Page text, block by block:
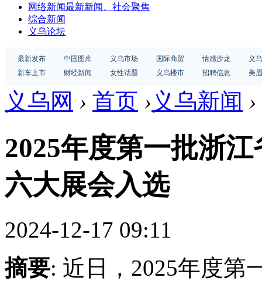
网络新闻最新新闻、社会聚焦
综合新闻
义乌论坛
最新发布 中国图库 义乌市场 国际商贸 情感沙龙
义
新车上市
财经新闻 女性话题 义乌楼市 招聘信息 美
义乌网 › 首页 › 义乌新闻 ›
2025年度第一批浙
六大展会入选
2024-12-17 09:11
摘要: 近日，2025年度第